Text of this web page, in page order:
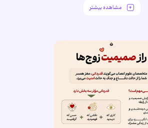
مشاهده بیشتر